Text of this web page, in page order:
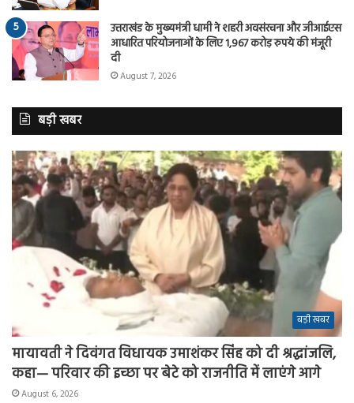
उत्तराखंड के मुख्यमंत्री धामी ने शहरी अवसंरचना और जीआईएस
आधारित परियोजनाओं के लिए 1,967 करोड़ रुपये की मंजूरी
दी
August 7, 2026
बड़ी खबर
बड़ी खबर
मायावती ने दिवंगत विधायक उमाशंकर सिंह को दी श्रद्धांजलि,
कहा— परिवार की इच्छा पर बेटे को राजनीति में लाएंगे आगे
August 6, 2026